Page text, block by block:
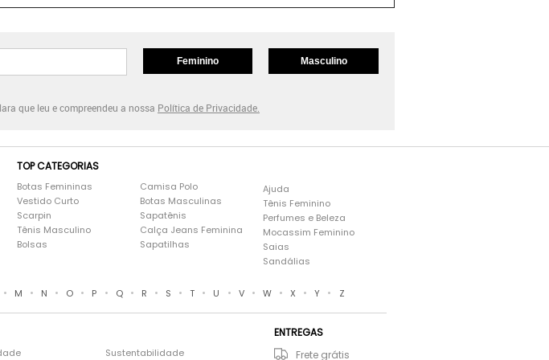
Feminino Masculino
que leu e compreendeu a nossa Política de Privacidade.
TOP CATEGORIAS
Botas Femininas
Vestido Curto
Scarpin
Tênis Masculino
Bolsas
Camisa Polo
Botas Masculinas
Sapatênis
Calça Jeans Feminina
Sapatilhas
Ajuda
Tênis Feminino
Perfumes e Beleza
Mocassim Feminino
Saias
Sandálias
• M • N • O • P • Q • R • S • T • U • V • W • X • Y • Z
Sustentabilidade
ENTREGAS
Frete grátis